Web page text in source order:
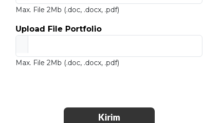
Max. File 2Mb (.doc, .docx, .pdf)
Upload File Portfolio
Max. File 2Mb (.doc, .docx, .pdf)
Kirim